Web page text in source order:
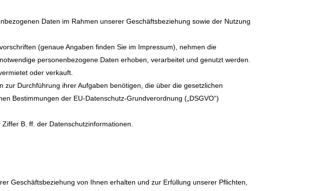
Daten im Rahmen unserer Geschäftsbeziehung sowie der Nutzung
(genaue Angaben finden Sie im Impressum), nehmen die
personenbezogene Daten erhoben, verarbeitet und genutzt werden.
oder verkauft.
Durchführung ihrer Aufgaben benötigen, die über die gesetzlichen
Bestimmungen der EU-Datenschutz-Grundverordnung („DSGVO“)
B. ff. der Datenschutzinformationen.
Geschäftsbeziehung von Ihnen erhalten und zur Erfüllung unserer Pflichten,